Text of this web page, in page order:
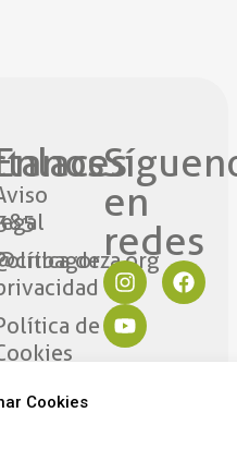
Cookies
de
de
Formulario
en
redes​